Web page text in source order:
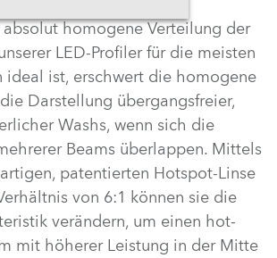
homogene Verteilung der
LED-Profiler für die meisten
ideal ist, erschwert die homogene
Darstellung übergangsfreier,
Washs, wenn sich die
Beams überlappen. Mittels
patentierten Hotspot-Linse
von 6:1 können sie die
verändern, um einen hot-
mit höherer Leistung in der Mitte